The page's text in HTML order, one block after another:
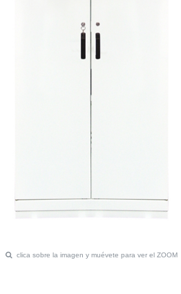
clica sobre la imagen y muévete para ver el ZOOM